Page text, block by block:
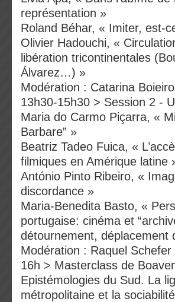
représentation »
Roland Béhar, « Imiter, est-
Olivier Hadouchi, «
libération tricontinentales
Álvarez…) »
Modération : Catarina Boieiro
13h30-15h30 > Session 2 -
Maria do Carmo Piçarra, «
Barbare” »
Beatriz Tadeo Fuica, «
filmiques en Amérique latine
António Pinto Ribeiro, «
discordance »
Maria-Benedita Basto, «
portugaise: cinéma et
détournement, déplacement
Modération : Raquel Schefer
16h > Masterclass de
Epistémologies du Sud. La
métropolitaine et la